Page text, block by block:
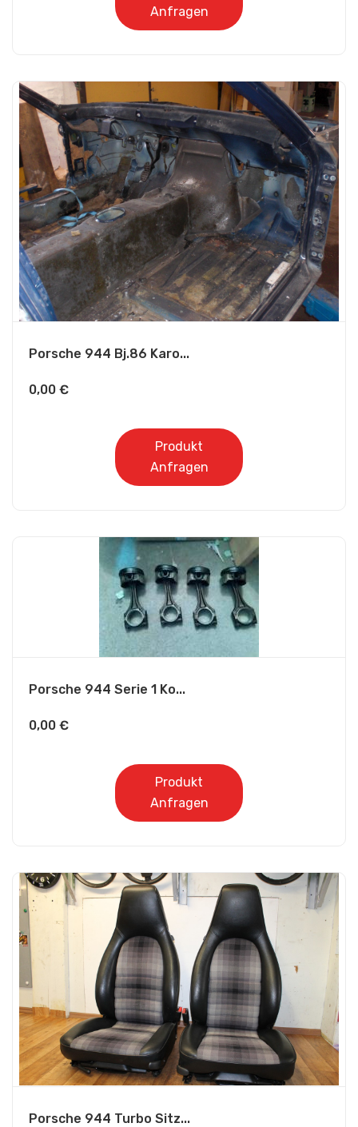
Anfragen
Porsche 944 Bj.86 Karo...
0,00 €
Produkt
Anfragen
Porsche 944 Serie 1 Ko...
0,00 €
Produkt
Anfragen
Porsche 944 Turbo Sitz...